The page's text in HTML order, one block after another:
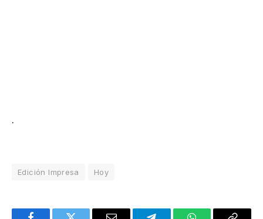
.
Edición Impresa Hoy